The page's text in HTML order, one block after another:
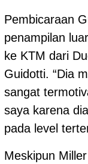
Pembicaraan
penampilan
ke KTM dari
Guidotti. “Dia
sangat
saya karena
pada level
Meskipun